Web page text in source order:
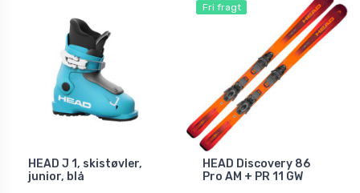
HEAD J 1, skistøvler,
junior, blå
Fri fragt
HEAD Discovery 86
Pro AM + PR 11 GW